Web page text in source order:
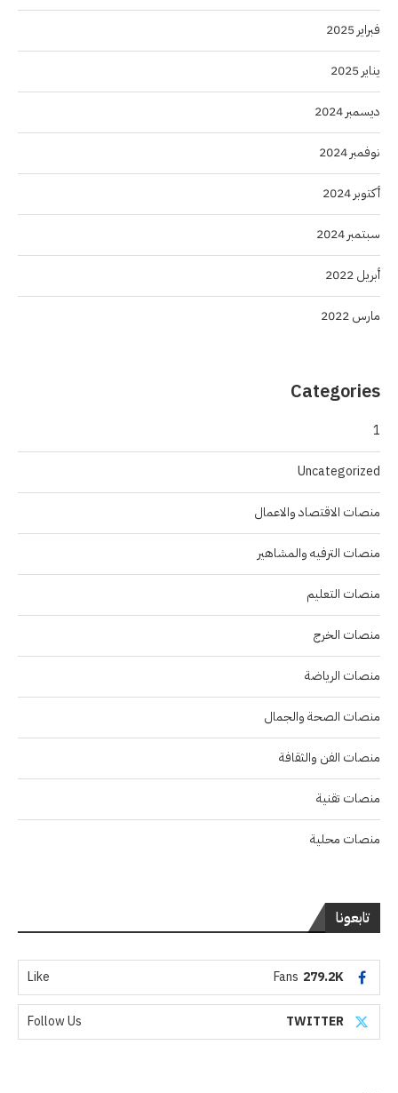
فبراير 2025
يناير 2025
ديسمبر 2024
نوفمبر 2024
أكتوبر 2024
سبتمبر 2024
أبريل 2022
مارس 2022
Categories
1
Uncategorized
منصات الاقتصاد والاعمال
منصات الترفيه والمشاهير
منصات التعليم
منصات الخرج
منصات الرياضة
منصات الصحة والجمال
منصات الفن والثقافة
منصات تقنية
منصات محلية
تابعونا
279.2K
Fans
Like
TWITTER
Follow Us